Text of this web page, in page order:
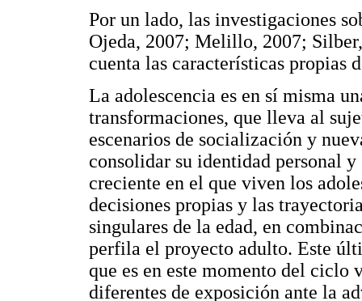
Por un lado, las investigaciones
Ojeda, 2007; Melillo, 2007;
cuenta las características propias
La adolescencia es en sí misma
transformaciones, que lleva al
escenarios de socialización y
consolidar su identidad personal
creciente en el que viven los
decisiones propias y las
singulares de la edad, en
perfila el proyecto adulto. Este
que es en este momento del ciclo
diferentes de exposición ante la